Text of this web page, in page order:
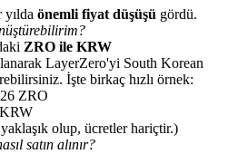
önemli fiyat düşüşü gördü.
ZRO ile KRW
LayerZero'yi South Korean
İşte birkaç hızlı örnek:
ZRO
olup, ücretler hariçtir.)
satın alınır?